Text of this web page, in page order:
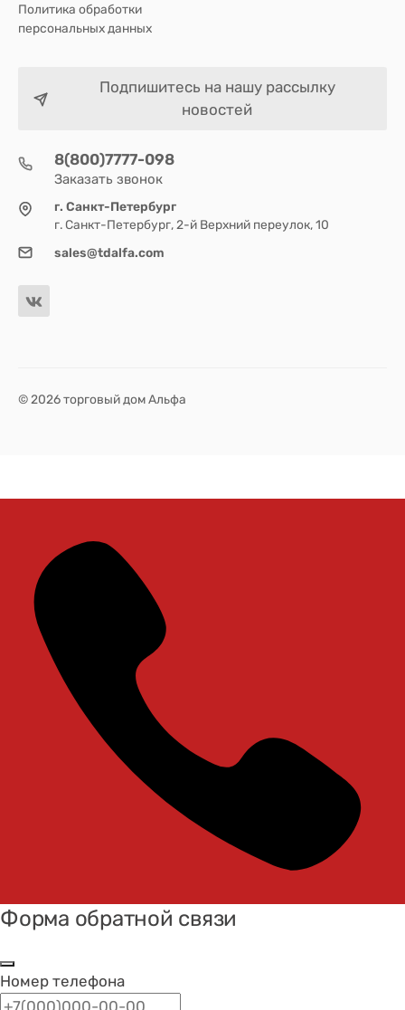
Политика обработки
персональных данных
Подпишитесь на нашу рассылку
новостей
8(800)7777-098
Заказать звонок
г. Санкт-Петербург
г. Санкт-Петербург, 2-й Верхний переулок, 10
sales@tdalfa.com
© 2026 торговый дом Альфа
Форма обратной связи
Номер телефона